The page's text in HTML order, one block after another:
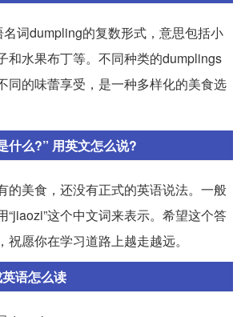
词dumpling的复数形式，意思包括小
和水果布丁等。不同种类的dumplings
同的味蕾享受，是一种多样化的美食选
什么?” 用英文怎么说?
的美食，还没有正式的英语说法。一般
“jiaozi”这个中文词来表示。希望这个答
祝愿你在学习道路上越走越远。
语怎么读